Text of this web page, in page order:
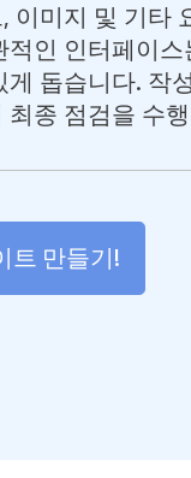
이미지 및 기타
적인 인터페이스
게 돕습니다. 작
최종 점검을 수
트 만들기!